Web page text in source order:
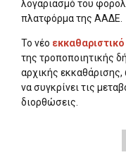
λογαριασμό του
πλατφόρμα της ΑΑΔΕ.
Το νέο εκκαθαριστικό
της τροποποιητικής
αρχικής
να συγκρίνει τις
διορθώσεις.